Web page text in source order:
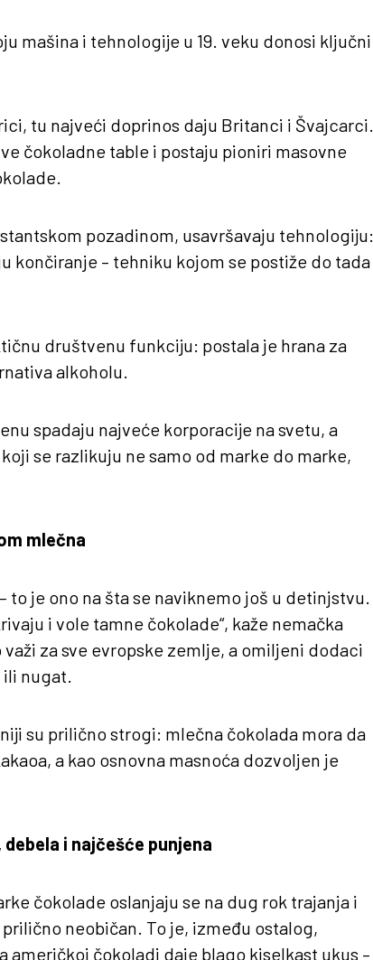
mašina i tehnologije u 19. veku donosi ključni
tu najveći doprinos daju Britanci i Švajcarci.
čokoladne table i postaju pioniri masovne
pozadinom, usavršavaju tehnologiju:
končiranje – tehniku kojom se postiže do tada
društvenu funkciju: postala je hrana za
alkoholu.
spadaju najveće korporacije na svetu, a
se razlikuju ne samo od marke do marke,
mlečna
to je ono na šta se naviknemo još u detinjstvu.
i vole tamne čokolade“, kaže nemačka
za sve evropske zemlje, a omiljeni dodaci
nugat.
su prilično strogi: mlečna čokolada mora da
a kao osnovna masnoća dozvoljen je
i najčešće punjena
čokolade oslanjaju se na dug rok trajanja i
neobičan. To je, između ostalog,
čokoladi daje blago kiselkast ukus –